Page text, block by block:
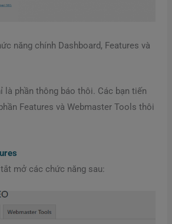
năng chính Dashboard, Features và
là phần thông báo thôi. Các bạn tiến
Features và Webmaster Tools thôi
mở các chức năng sau: